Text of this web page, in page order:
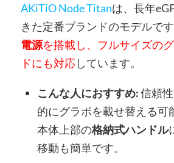
AKiTiO Node Titanは、長年
きた定番ブランドのモデルです
電源を搭載し、フルサイズの
ドにも対応しています。
こんな人におすすめ:信頼
的にグラボを載せ替える可
本体上部の格納式ハンドル
移動も簡単です。